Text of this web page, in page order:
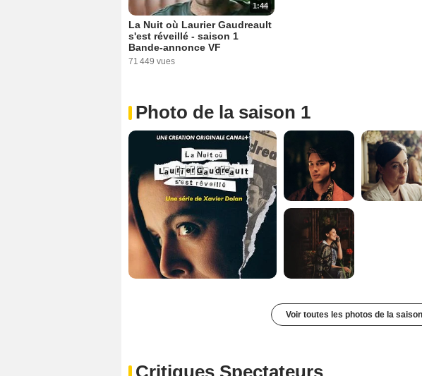
1:44
La Nuit où Laurier Gaudreault
s'est réveillé - saison 1
Bande-annonce VF
71 449 vues
Photo de la saison 1
Voir toutes les photos de la
Critiques Spectateurs